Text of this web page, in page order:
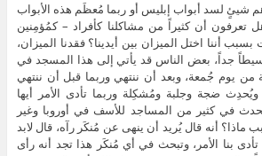
شيئٍ لسد أبواب إبليس أو ربما مُعظَم هذه الأبواب
تعرفون أن كثيراً من مشاكلنا كأفراد – كمُؤمِنين
أننا اختل الميزان بين أيدينا؟ فقدنا الميزان،
جداً، بعض الناس قد يأتي إلى هذا المسجد في
من يوم جُمعة، وبعد أن ننتهي وربما قبل أن ننتهي
ضجة وجلبة ومُشكِلة وربما تأدى الأمر أيها
في كثير من المساجد للأسف في أوروبا وغير
ماذا؟ أنه قال يُريد أن ينهى عن مُنكَر رآه، قال لابد
بنا الأمر، وتبحث في أي مُنكَر هذا تجد أنه رأى